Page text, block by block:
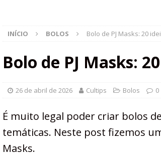
INÍCIO BOLOS Bolo de PJ Masks: 20
Bolo de PJ Masks:
26 de abril de 2026 Cultips Bolos 0
É muito legal poder criar bolos
temáticas. Neste post fizemos
Masks.